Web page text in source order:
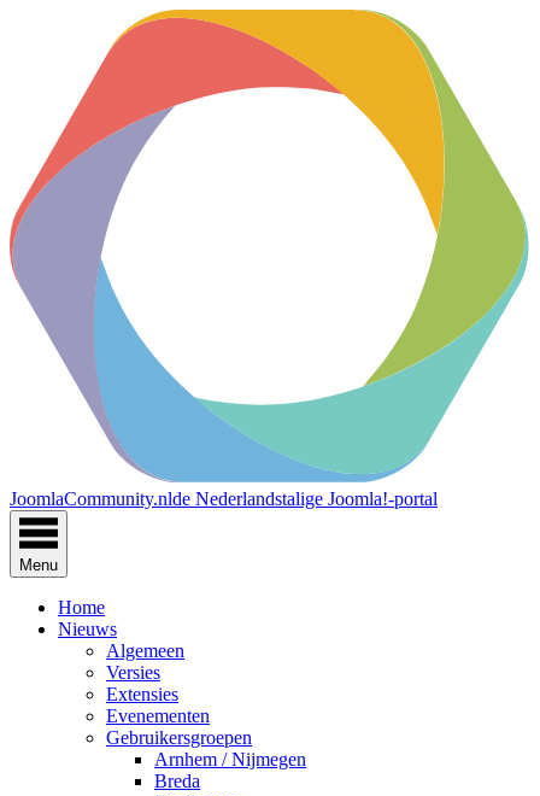
JoomlaCommunity.nlde Nederlandstalige Joomla!-portal
Menu
Home
Nieuws
Algemeen
Versies
Extensies
Evenementen
Gebruikersgroepen
Arnhem / Nijmegen
Breda